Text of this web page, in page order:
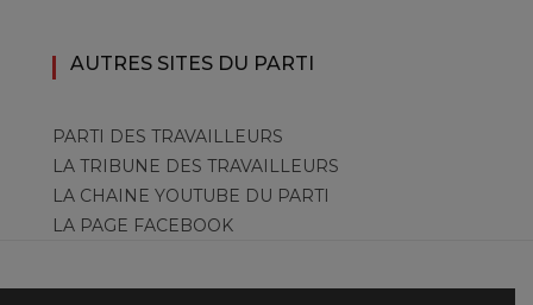
AUTRES SITES DU PARTI
PARTI DES TRAVAILLEURS
LA TRIBUNE DES TRAVAILLEURS
LA CHAINE YOUTUBE DU PARTI
LA PAGE FACEBOOK